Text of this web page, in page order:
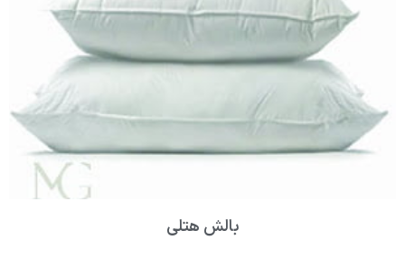
بالش هتلی